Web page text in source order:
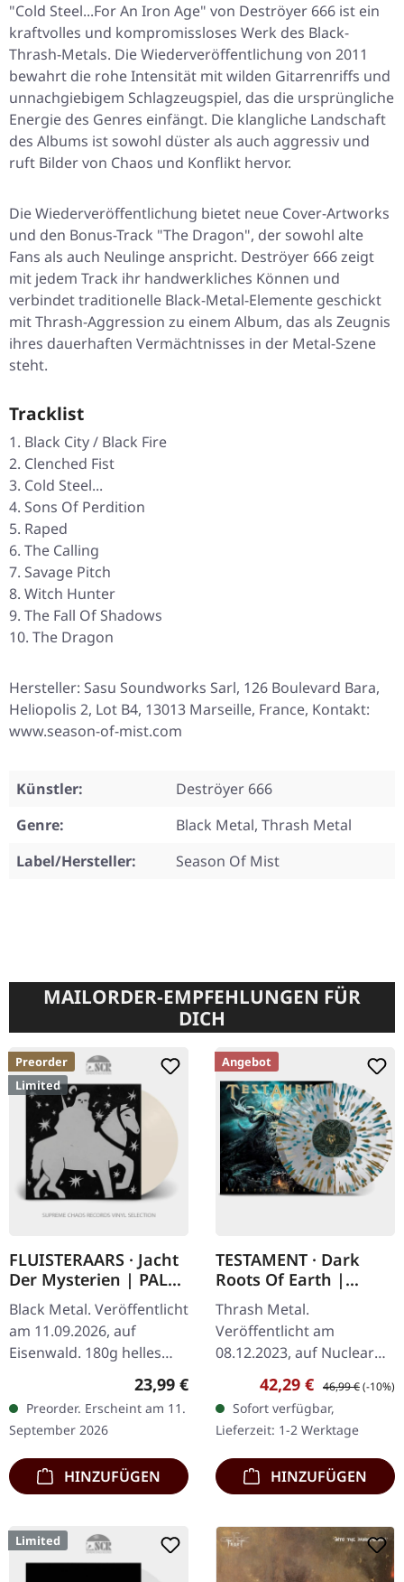
"Cold Steel...For An Iron Age" von Deströyer 666 ist ein
kraftvolles und kompromissloses Werk des Black-
Thrash-Metals. Die Wiederveröffentlichung von 2011
bewahrt die rohe Intensität mit wilden Gitarrenriffs und
unnachgiebigem Schlagzeugspiel, das die ursprüngliche
Energie des Genres einfängt. Die klangliche Landschaft
des Albums ist sowohl düster als auch aggressiv und
ruft Bilder von Chaos und Konflikt hervor.
Die Wiederveröffentlichung bietet neue Cover-Artworks
und den Bonus-Track "The Dragon", der sowohl alte
Fans als auch Neulinge anspricht. Deströyer 666 zeigt
mit jedem Track ihr handwerkliches Können und
verbindet traditionelle Black-Metal-Elemente geschickt
mit Thrash-Aggression zu einem Album, das als Zeugnis
ihres dauerhaften Vermächtnisses in der Metal-Szene
steht.
Tracklist
Black City / Black Fire
Clenched Fist
Cold Steel...
Sons Of Perdition
Raped
The Calling
Savage Pitch
Witch Hunter
The Fall Of Shadows
The Dragon
Hersteller: Sasu Soundworks Sarl, 126 Boulevard Bara,
Heliopolis 2, Lot B4, 13013 Marseille, France, Kontakt:
www.season-of-mist.com
Künstler:
Deströyer 666
Genre:
Black Metal, Thrash Metal
Label/Hersteller:
Season Of Mist
MAILORDER-EMPFEHLUNGEN FÜR
DICH
Preorder
Limited
FLUISTERAARS · Jacht
Der Mysterien | PALE
BONE LP
Black Metal. Veröffentlicht
am 11.09.2026, auf
Eisenwald. 180g helles
Standard-Cover mit
solidem Rückwand-Cover
und schwerem…
Regulärer Preis:
23,99 €
Preorder. Erscheint am 11.
September 2026
HINZUFÜGEN
Angebot
TESTAMENT · Dark
Roots Of Earth |
CLEAR/GOLD/GREEN
SPLATTER 2LP
Thrash Metal.
Veröffentlicht am
08.12.2023, auf Nuclear
Blast Records. Clear
Doppel-Vinyl mit
goldenem & grünem
Splatter im Gatefold-
Cover. Es gibt…
Verkaufspreis:
42,29 € Regulärer Preis:
46,99 €(-10%)
Sofort verfügbar,
Lieferzeit: 1-2 Werktage
HINZUFÜGEN
Limited